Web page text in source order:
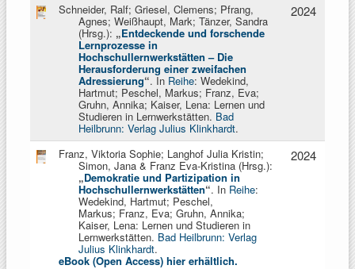
Schneider, Ralf; Griesel, Clemens; Pfrang,
Agnes; Weißhaupt, Mark; Tänzer, Sandra
(Hrsg.): „Entdeckende und forschende
Lernprozesse in
Hochschullernwerkstätten – Die
Herausforderung einer zweifachen
Adressierung“. In Reihe: Wedekind,
Hartmut; Peschel, Markus; Franz, Eva;
Gruhn, Annika; Kaiser, Lena: Lernen und
Studieren in Lernwerkstätten. Bad
Heilbrunn: Verlag Julius Klinkhardt.
2024
Franz, Viktoria Sophie; Langhof Julia Kristin;
Simon, Jana & Franz Eva-Kristina (Hrsg.):
„Demokratie und Partizipation in
Hochschullernwerkstätten“. In Reihe:
Wedekind, Hartmut; Peschel,
Markus; Franz, Eva; Gruhn, Annika;
Kaiser, Lena: Lernen und Studieren in
Lernwerkstätten. Bad Heilbrunn: Verlag
Julius Klinkhardt.
eBook (Open Access) hier erhältlich.
2024